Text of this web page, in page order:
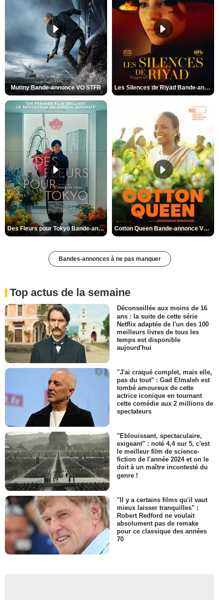
Mutiny Bande-annonce VO STFR Les Silences de Riyad Bande-annonce VO STFR
Des Fleurs pour Tokyo Bande-annonce VO STFR Cotton Queen Bande-annonce VO STFR
Bandes-annonces à ne pas manquer
Top actus de la semaine
Déconseillée aux moins de 16
ans : la suite de cette série
Netflix adaptée de l'un des 100
meilleurs livres de tous les
temps est disponible
aujourd'hui
"J'ai craqué complet, mais elle,
pas du tout" : Gad Elmaleh est
tombé amoureux de cette
actrice iconique en tournant
cette comédie aux 2 millions de
spectateurs
"Eblouissant, spectaculaire,
exigeant" : noté 4,4 sur 5, c'est
le meilleur film de science-
fiction de l'année 2024 et on le
doit à un maître incontesté du
genre !
"Il y a certains films qu'il vaut
mieux laisser tranquilles" :
Robert Redford ne voulait
absolument pas de remake
pour ce classique des années
70